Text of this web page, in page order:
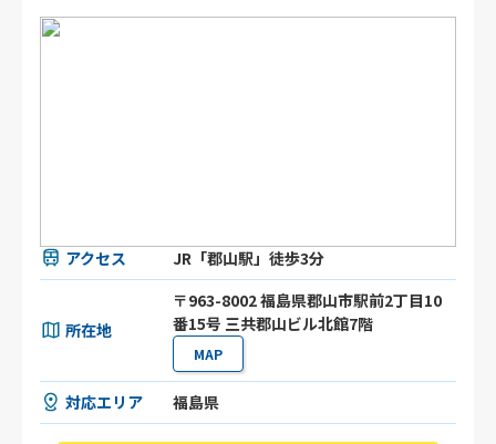
アクセス JR「郡山駅」徒歩3分
所在地
〒963-8002 福島県郡山市駅前2丁目10
番15号 三共郡山ビル北館7階
MAP
対応エリア 福島県